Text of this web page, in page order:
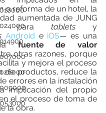
aumentada de JUNG
para tablets
Android e iOS— es una
fuente de valor
otras razones, porque
y mejora el proceso
de productos, reduce la
errores en la instalación
implicación del propio
el proceso de toma de
la obra.